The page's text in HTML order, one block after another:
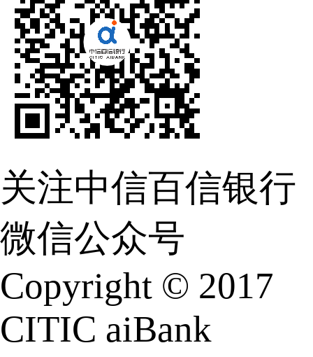
关注中信百信银行
微信公众号
Copyright © 2017
CITIC aiBank